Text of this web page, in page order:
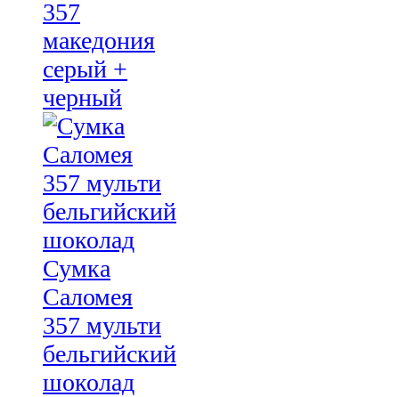
357
македония
серый +
черный
Сумка
Саломея
357 мульти
бельгийский
шоколад